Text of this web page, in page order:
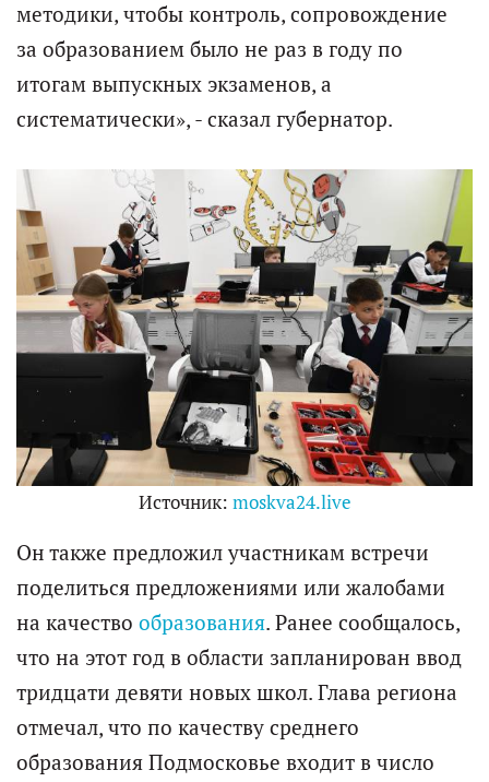
методики, чтобы контроль, сопровождение
за образованием было не раз в году по
итогам выпускных экзаменов, а
систематически», - сказал губернатор.
Источник: moskva24.live
Он также предложил участникам встречи
поделиться предложениями или жалобами
на качество образования. Ранее сообщалось,
что на этот год в области запланирован ввод
тридцати девяти новых школ. Глава региона
отмечал, что по качеству среднего
образования Подмосковье входит в число